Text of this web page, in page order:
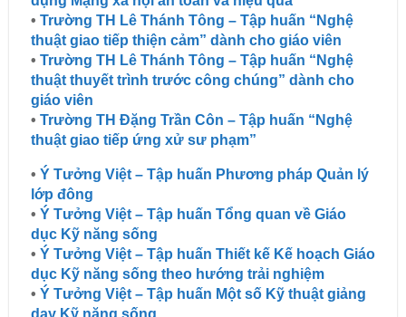
• Trường TH Lê Thánh Tông – Tập huấn “Nghệ
thuật giao tiếp thiện cảm” dành cho giáo viên
• Trường TH Lê Thánh Tông – Tập huấn “Nghệ
thuật thuyết trình trước công chúng” dành cho
giáo viên
• Trường TH Đặng Trần Côn – Tập huấn “Nghệ
thuật giao tiếp ứng xử sư phạm”
• Ý Tưởng Việt – Tập huấn Phương pháp Quản lý
lớp đông
• Ý Tưởng Việt – Tập huấn Tổng quan về Giáo
dục Kỹ năng sống
• Ý Tưởng Việt – Tập huấn Thiết kế Kế hoạch Giáo
dục Kỹ năng sống theo hướng trải nghiệm
• Ý Tưởng Việt – Tập huấn Một số Kỹ thuật giảng
dạy Kỹ năng sống